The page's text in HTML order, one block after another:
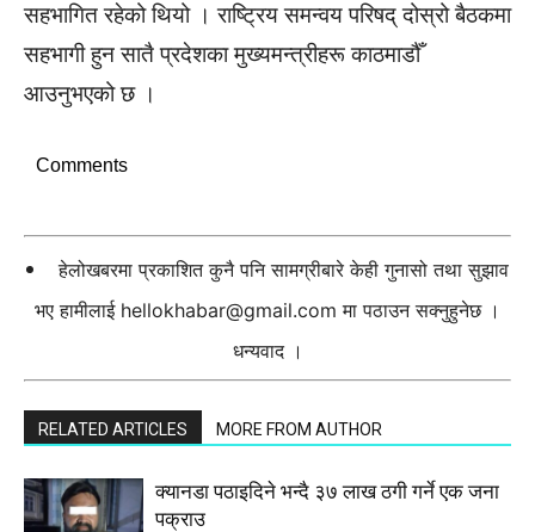
सहभागित रहेको थियो । राष्ट्रिय समन्वय परिषद् दोस्रो बैठकमा
सहभागी हुन सातै प्रदेशका मुख्यमन्त्रीहरू काठमाडौँ
आउनुभएको छ ।
Comments
हेलोखबरमा प्रकाशित कुनै पनि सामग्रीबारे केही गुनासो तथा सुझाव
भए हामीलाई hellokhabar@gmail.com मा पठाउन सक्नुहुनेछ ।
धन्यवाद ।
RELATED ARTICLES MORE FROM AUTHOR
क्यानडा पठाइदिने भन्दै ३७ लाख ठगी गर्ने एक जना
पक्राउ